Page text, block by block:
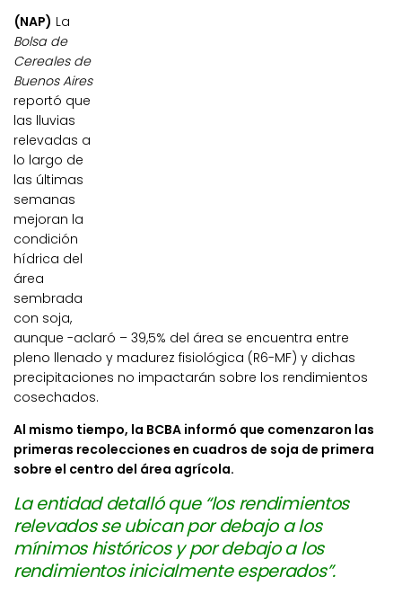
(NAP) La
Bolsa de
Cereales de
Buenos Aires
reportó que
las lluvias
relevadas a
lo largo de
las últimas
semanas
mejoran la
condición
hídrica del
área
sembrada
con soja,
aunque -aclaró – 39,5% del área se encuentra entre
pleno llenado y madurez fisiológica (R6-MF) y dichas
precipitaciones no impactarán sobre los rendimientos
cosechados.
Al mismo tiempo, la BCBA informó que comenzaron las
primeras recolecciones en cuadros de soja de primera
sobre el centro del área agrícola.
La entidad detalló que “los rendimientos
relevados se ubican por debajo a los
mínimos históricos y por debajo a los
rendimientos inicialmente esperados”.